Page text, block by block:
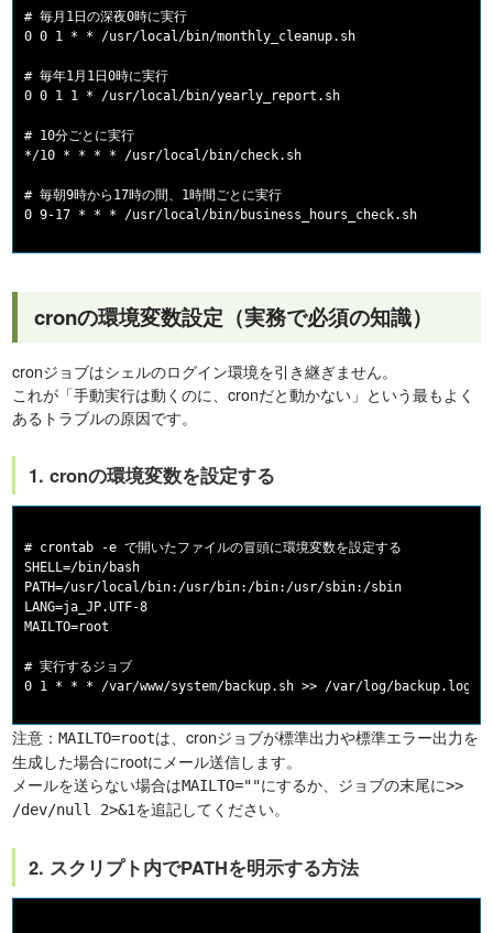
# 毎月1日の深夜0時に実行
0 0 1 * * /usr/local/bin/monthly_cleanup.sh
# 毎年1月1日0時に実行
0 0 1 1 * /usr/local/bin/yearly_report.sh
# 10分ごとに実行
*/10 * * * * /usr/local/bin/check.sh
# 毎朝9時から17時の間、1時間ごとに実行
cronの環境変数設定（実務で必須の知識）
cronジョブはシェルのログイン環境を引き継ぎません。
これが「手動実行は動くのに、cronだと動かない」という最もよく
あるトラブルの原因です。
1. cronの環境変数を設定する
# crontab -e で開いたファイルの冒頭に環境変数を設定する
SHELL=/bin/bash
PATH=/usr/local/bin:/usr/bin:/bin:/usr/sbin:/sbin
LANG=ja_JP.UTF-8
MAILTO=root
# 実行するジョブ
注意：MAILTO=rootは、cronジョブが標準出力や標準エラー出力を
生成した場合にrootにメール送信します。
メールを送らない場合はMAILTO=""にするか、ジョブの末尾に>>
/dev/null 2>&1を追記してください。
2. スクリプト内でPATHを明示する方法